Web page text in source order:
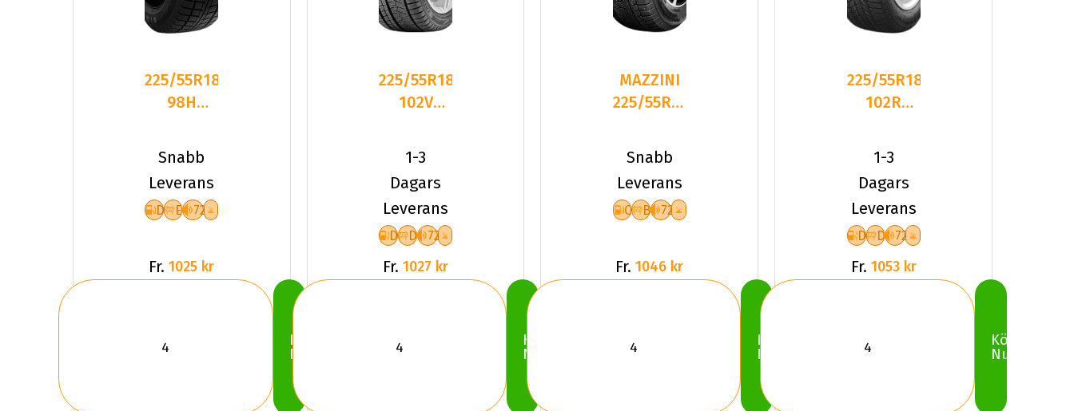
225/55R18
98H
SW618
DEB72
PCRW
Snabb
Leverans
D E 72
Fr. 1025 kr
Köp
Nu
225/55R18
102V
PL02 XL
Friktion
2024
1-3
Dagars
Leverans
D D 72
Fr. 1027 kr
Köp
Nu
MAZZINI
225/55R18
SNOWLEOPARD
2 NC
Snabb
Leverans
C B 72
Fr. 1046 kr
Köp
Nu
225/55R18
102R
PL01 XL
Friktion
2025
1-3
Dagars
Leverans
D D 72
Fr. 1053 kr
Köp
Nu